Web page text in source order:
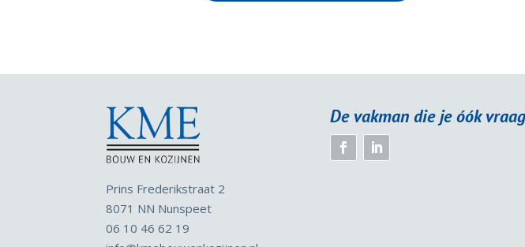
Prins Frederikstraat 2
8071 NN Nunspeet
06 10 46 62 19
De vakman die je óók